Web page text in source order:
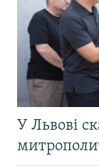
У Львові